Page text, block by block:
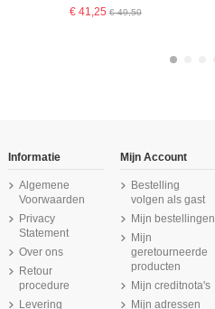
€ 41,25€ 49,50
Informatie
Algemene
Voorwaarden
Privacy
Statement
Over ons
Retour
procedure
Levering
Mijn Account
Bestelling
volgen als gast
Mijn bestellingen
Mijn
geretourneerde
producten
Mijn creditnota's
Mijn adressen